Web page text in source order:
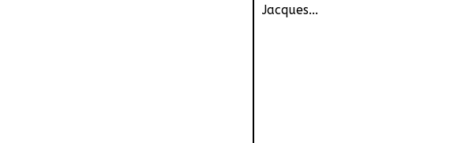
Jacques...